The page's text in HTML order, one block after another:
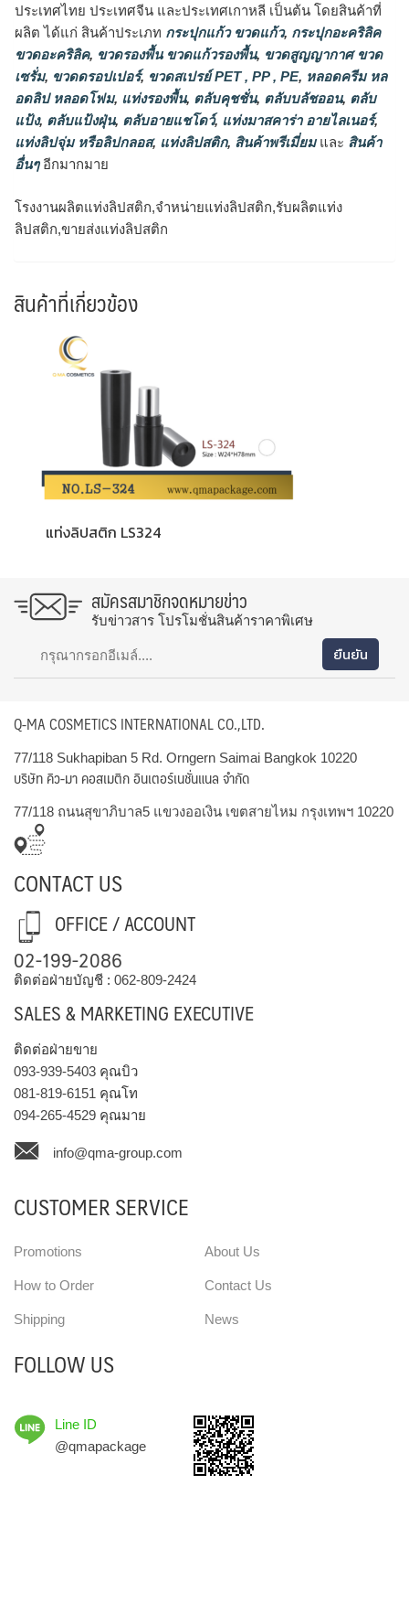
ประเทศไทย ประเทศจีน และประเทศเกาหลี เป็นต้น โดยสินค้าที่
ผลิต ได้แก่ สินค้าประเภท กระปุกแก้ว ขวดแก้ว, กระปุกอะคริลิค
ขวดอะคริลิค, ขวดรองพื้น ขวดแก้วรองพื้น, ขวดสูญญากาศ ขวด
เซรั่ม, ขวดดรอปเปอร์, ขวดสเปรย์ PET , PP , PE, หลอดครีม หล
อดลิป หลอดโฟม, แท่งรองพื้น, ตลับคุชชั่น, ตลับบลัชออน, ตลับ
แป้ง, ตลับแป้งฝุ่น, ตลับอายแชโดว์, แท่งมาสคาร่า อายไลเนอร์,
แท่งลิปจุ่ม หรือลิปกลอส, แท่งลิปสติก, สินค้าพรีเมี่ยมและ สินค้า
อื่นๆอีกมากมาย
โรงงานผลิตแท่งลิปสติก,จำหน่ายแท่งลิปสติก,รับผลิตแท่ง
ลิปสติก,ขายส่งแท่งลิปสติก
สินค้าที่เกี่ยวข้อง
แท่งลิปสติก LS324
สมัครสมาชิกจดหมายข่าว
รับข่าวสาร โปรโมชั่นสินค้าราคาพิเศษ
Q-MA COSMETICS INTERNATIONAL CO.,LTD.
77/118 Sukhapiban 5 Rd. Orngern Saimai Bangkok 10220
บริษัท คิว-มา คอสเมติก อินเตอร์เนชั่นแนล จำกัด
77/118 ถนนสุขาภิบาล5 แขวงออเงิน เขตสายไหม กรุงเทพฯ 10220
CONTACT US
OFFICE / ACCOUNT
02-199-2086
ติดต่อฝ่ายบัญชี : 062-809-2424
SALES & MARKETING EXECUTIVE
ติดต่อฝ่ายขาย
093-939-5403 คุณบิว
081-819-6151 คุณโท
094-265-4529 คุณมาย
info@qma-group.com
CUSTOMER SERVICE
Promotions
How to Order
Shipping
About Us
Contact Us
News
FOLLOW US
Line ID
@qmapackage